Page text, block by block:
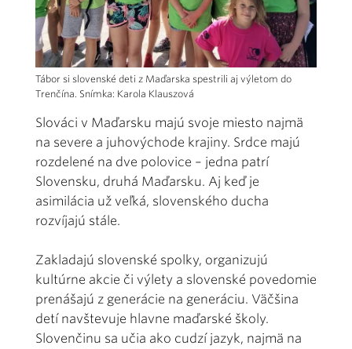
Tábor si slovenské deti z Maďarska spestrili aj výletom do
Trenčína. Snímka: Karola Klauszová
Slováci v Maďarsku majú svoje miesto najmä
na severe a juhovýchode krajiny. Srdce majú
rozdelené na dve polovice – jedna patrí
Slovensku, druhá Maďarsku. Aj keď je
asimilácia už veľká, slovenského ducha
rozvíjajú stále.
Zakladajú slovenské spolky, organizujú
kultúrne akcie či výlety a slovenské povedomie
prenášajú z generácie na generáciu. Väčšina
detí navštevuje hlavne maďarské školy.
Slovenčinu sa učia ako cudzí jazyk, najmä na